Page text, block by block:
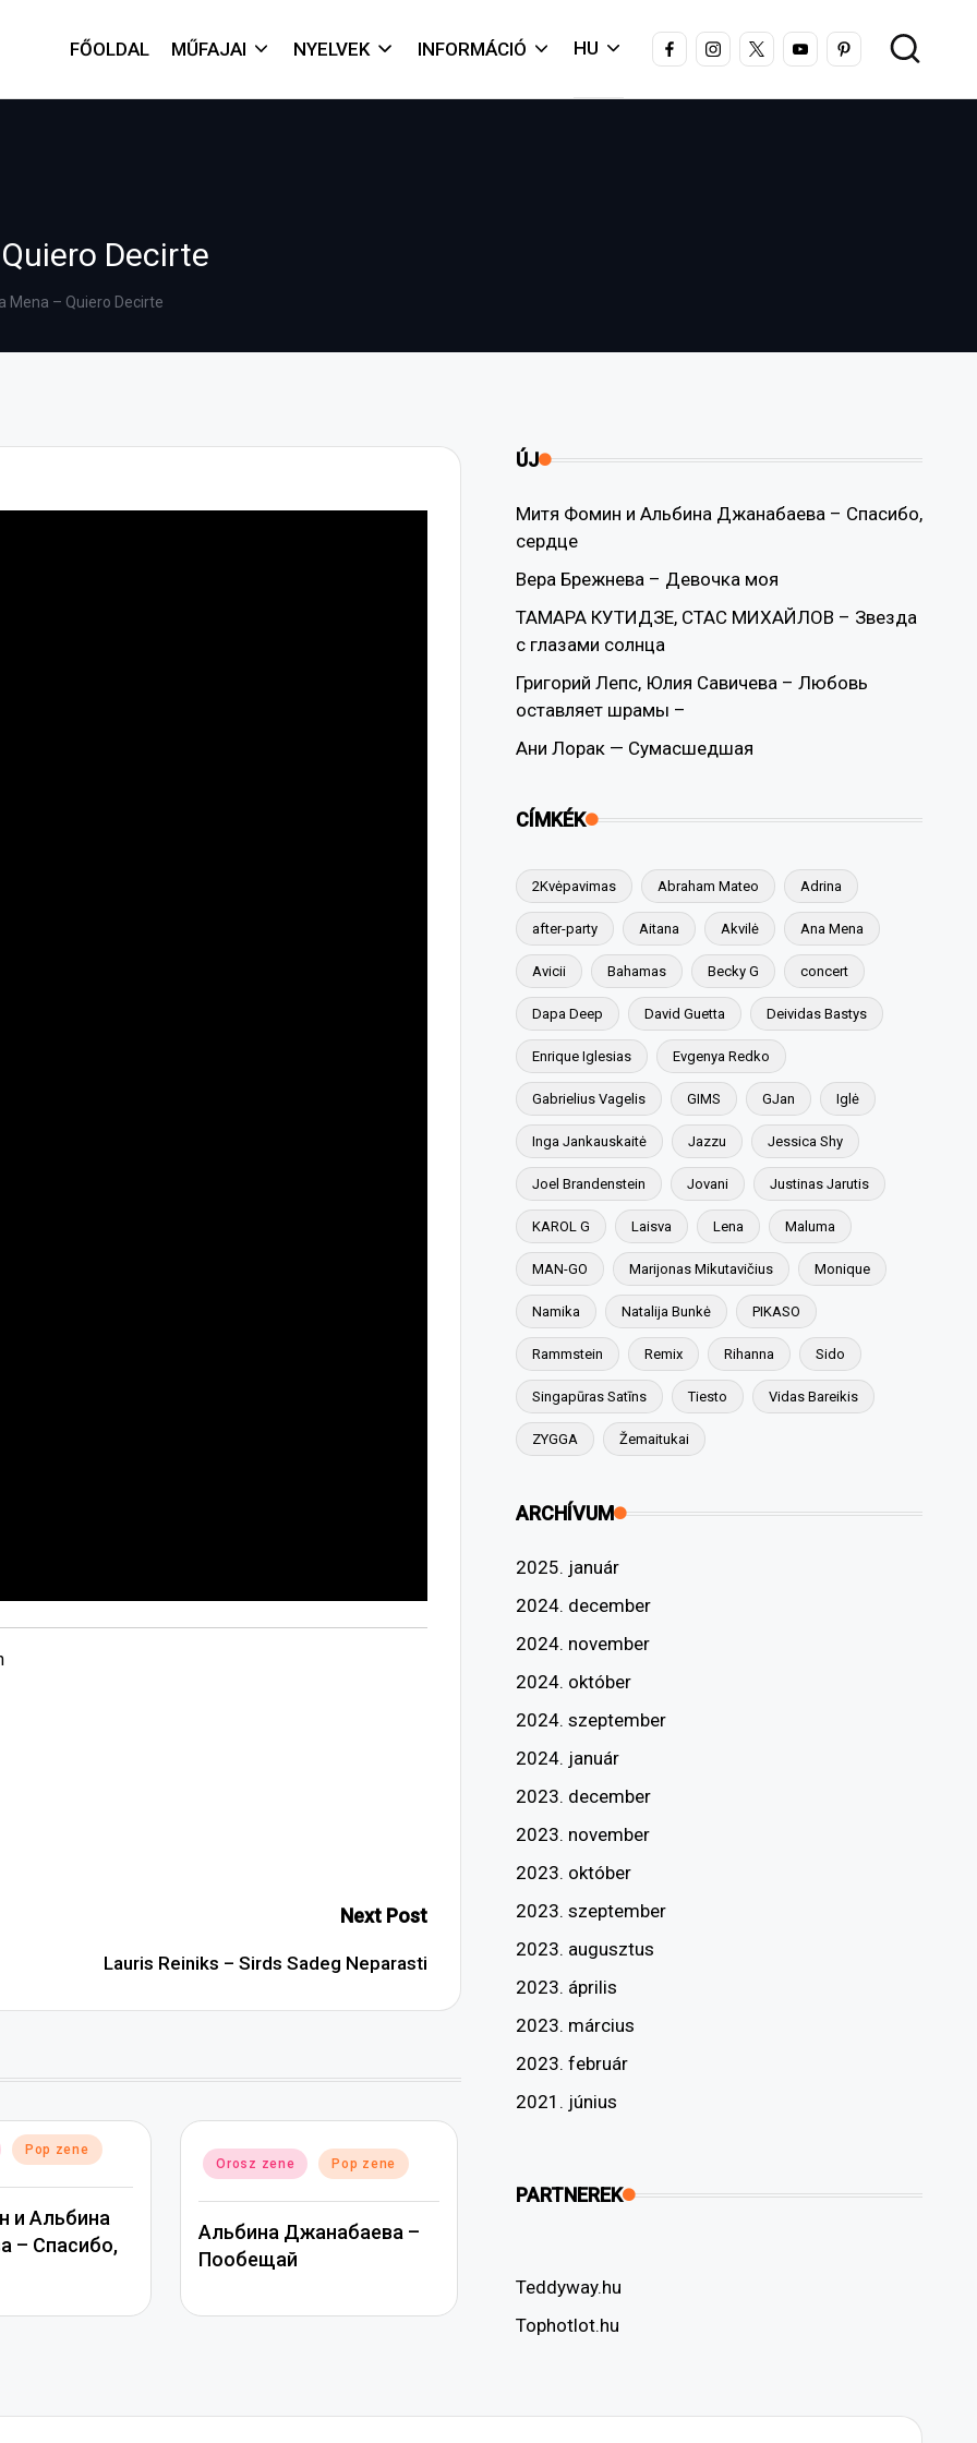
FŐOLDAL MŰFAJAI NYELVEK INFORMÁCIÓ HU FACEBOOKINSTAGRAM
X YOUTUBEPINTEREST
Decirte
Mena – Quiero Decirte
Next Post
Lauris Reiniks – Sirds Sadeg Neparasti
Pop zene
и Альбина
– Спасибо,
Posted
Orosz zene Pop zene
Альбина Джанабаева –
Пообещай
ÚJ
Митя Фомин и Альбина Джанабаева – Спасибо,
сердце
Вера Брежнева – Девочка моя
ТАМАРА КУТИДЗЕ, СТАС МИХАЙЛОВ – Звезда
с глазами солнца
Григорий Лепс, Юлия Савичева – Любовь
оставляет шрамы –
Ани Лорак — Сумасшедшая
CÍMKÉK
2Kvėpavimas Abraham Mateo Adrina
after-party Aitana Akvilė Ana Mena
Avicii Bahamas Becky G concert
Dapa Deep David Guetta Deividas Bastys
Enrique Iglesias Evgenya Redko
Gabrielius Vagelis GIMS GJan Iglė
Inga Jankauskaitė Jazzu Jessica Shy
Joel Brandenstein Jovani Justinas Jarutis
KAROL G Laisva Lena Maluma
MAN-GO Marijonas Mikutavičius Monique
Namika Natalija Bunkė PIKASO
Rammstein Remix Rihanna Sido
Singapūras Satīns Tiesto Vidas Bareikis
ZYGGA Žemaitukai
ARCHÍVUM
2025. január
2024. december
2024. november
2024. október
2024. szeptember
2024. január
2023. december
2023. november
2023. október
2023. szeptember
2023. augusztus
2023. április
2023. március
2023. február
2021. június
PARTNEREK
Teddyway.hu
Tophotlot.hu